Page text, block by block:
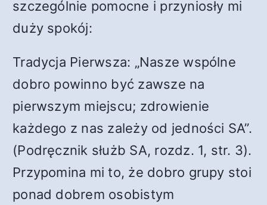
szczególnie pomocne i przyniosły mi
duży spokój:
Tradycja Pierwsza: „Nasze wspólne
dobro powinno być zawsze na
pierwszym miejscu; zdrowienie
każdego z nas zależy od jedności SA”.
(Podręcznik służb SA, rozdz. 1, str. 3).
Przypomina mi to, że dobro grupy stoi
ponad dobrem osobistym